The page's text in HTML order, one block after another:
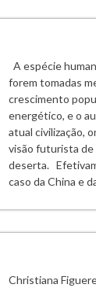
A espécie
forem tomadas
crescimento
energético, e o
atual civilização,
visão futurista
deserta.
caso da China e
Christiana